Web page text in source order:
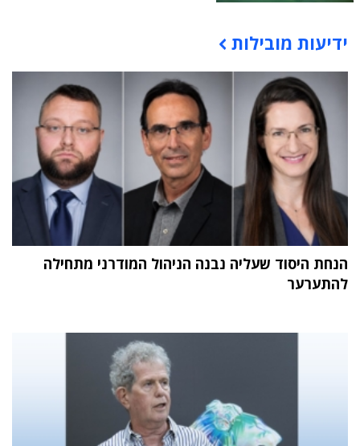
תוכן פרסומי
ידיעות מובילות
הנחת היסוד שעליה נבנה הניהול המודרני מתחילה
להתערער